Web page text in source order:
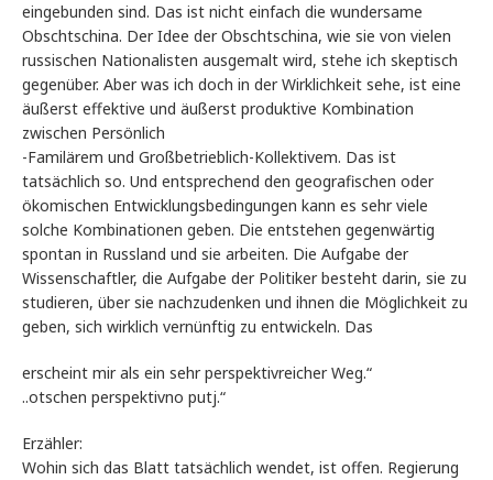
eingebunden sind. Das ist nicht einfach die wundersame
Obschtschina. Der Idee der Obschtschina, wie sie von vielen
russischen Nationalisten ausgemalt wird, stehe ich skeptisch
gegenüber. Aber was ich doch in der Wirklichkeit sehe, ist eine
äußerst effektive und äußerst produktive Kombination
zwischen Persönlich
-Familärem und Großbetrieblich-Kollektivem. Das ist
tatsächlich so. Und entsprechend den geografischen oder
ökomischen Entwicklungsbedingungen kann es sehr viele
solche Kombinationen geben. Die entstehen gegenwärtig
spontan in Russland und sie arbeiten. Die Aufgabe der
Wissenschaftler, die Aufgabe der Politiker besteht darin, sie zu
studieren, über sie nachzudenken und ihnen die Möglichkeit zu
geben, sich wirklich vernünftig zu entwickeln. Das
erscheint mir als ein sehr perspektivreicher Weg.“
..otschen perspektivno putj.“
Erzähler:
Wohin sich das Blatt tatsächlich wendet, ist offen. Regierung